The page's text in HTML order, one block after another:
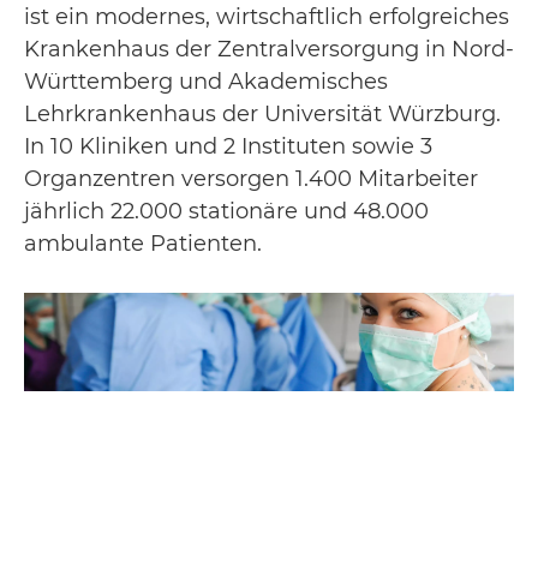
ist ein modernes, wirtschaftlich erfolgreiches
Krankenhaus der Zentralversorgung in Nord-
Württemberg und Akademisches
Lehrkrankenhaus der Universität Würzburg.
In 10 Kliniken und 2 Instituten sowie 3
Organzentren versorgen 1.400 Mitarbeiter
jährlich 22.000 stationäre und 48.000
ambulante Patienten.